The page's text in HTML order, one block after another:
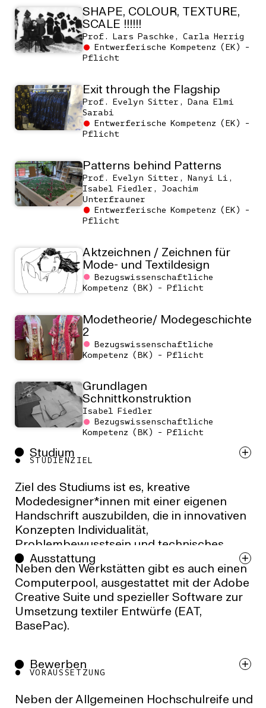
Initiative“
SHAPE, COLOUR, TEXTURE,
SCALE !!!!!!
Prof. Lars Paschke, Carla Herrig
Entwerferische Kompetenz (EK) -
Pflicht
Exit through the Flagship
Prof. Evelyn Sitter, Dana Elmi
Sarabi
Entwerferische Kompetenz (EK) -
Pflicht
Patterns behind Patterns
Prof. Evelyn Sitter, Nanyi Li,
Isabel Fiedler, Joachim
Unterfrauner
Entwerferische Kompetenz (EK) -
Pflicht
Aktzeichnen / Zeichnen für
Mode- und Textildesign
Bezugswissenschaftliche
Kompetenz (BK) - Pflicht
Modetheorie/ Modegeschichte
2
Bezugswissenschaftliche
Kompetenz (BK) - Pflicht
Grundlagen
Schnittkonstruktion
Isabel Fiedler
Bezugswissenschaftliche
Kompetenz (BK) - Pflicht
Studium
STUDIENZIEL
Ziel des Studiums ist es, kreative
Modedesigner*innen mit einer eigenen
Handschrift auszubilden, die in innovativen
Konzepten Individualität,
Problembewusstsein und technisches
Know-how miteinander verbinden.
LEHRINHALTE
Für ein künstlerisches Modestudium ist das
Ausbildungsproﬁl der »Burg« eine nahezu
Miteinander bildender und angewandter
Kunstbereiche eine gute Grundlage für eine
umfassende und gleichzeitig individuell
Ausstattung
Neben den Werkstätten gibt es auch einen
Computerpool, ausgestattet mit der Adobe
Creative Suite und spezieller Software zur
Umsetzung textiler Entwürfe (EAT,
BasePac).
Bewerben
VORAUSSETZUNG
Neben der Allgemeinen Hochschulreife und